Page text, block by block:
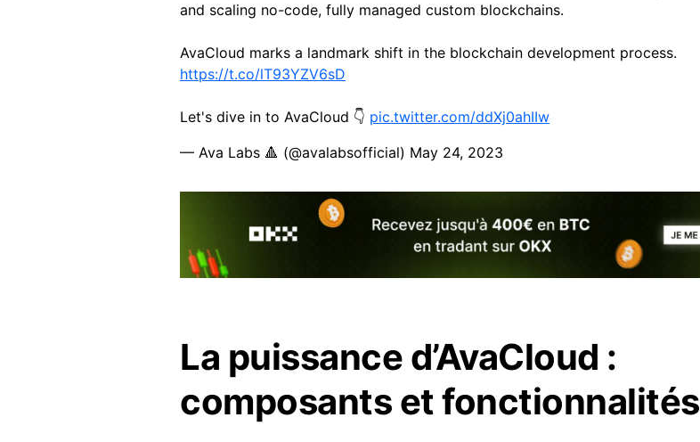
and scaling no-code, fully managed custom blockchains.
AvaCloud marks a landmark shift in the blockchain development process.
https://t.co/lT93YZV6sD
Let's dive in to AvaCloud 👇 pic.twitter.com/ddXj0ahIIw
— Ava Labs 🔺 (@avalabsofficial) May 24, 2023
La puissance d’AvaCloud :
composants et fonctionnalités